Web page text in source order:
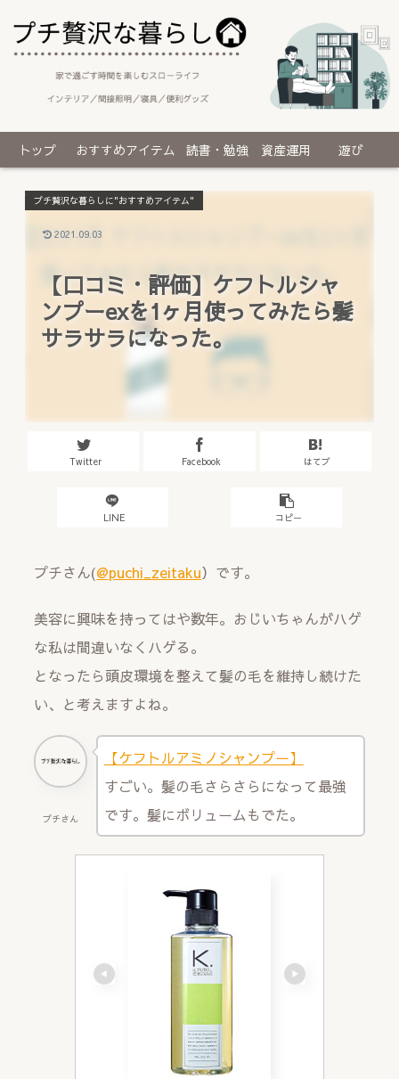
トップ おすすめアイテム 読書・勉強 資産運用 遊び
【口コミ・評価】ケフトルシャ
ンプーexを1ヶ月使ってみたら髪
サラサラになった。
プチ贅沢な暮らしに"おすすめアイテム"
Twitter Facebook はてブ
LINE コピー
2021.09.03
プチさん(@puchi_zeitaku）です。
美容に興味を持ってはや数年。おじいちゃんがハゲ
な私は間違いなくハゲる。
となったら頭皮環境を整えて髪の毛を維持し続けた
い、と考えますよね。
プチさん
【ケフトルアミノシャンプー】
すごい。髪の毛さらさらになって最強
です。髪にボリュームもでた。